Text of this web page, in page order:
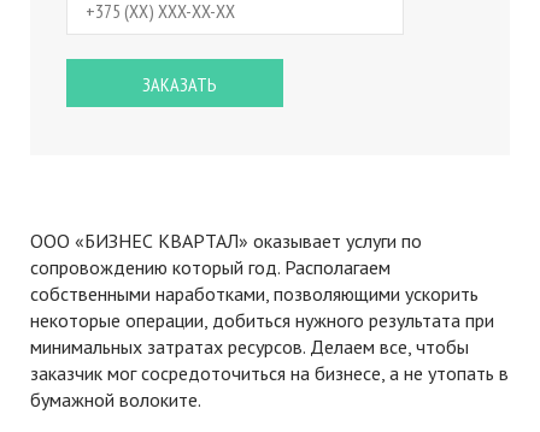
ООО «БИЗНЕС КВАРТАЛ» оказывает услуги по
сопровождению который год. Располагаем
собственными наработками, позволяющими ускорить
некоторые операции, добиться нужного результата при
минимальных затратах ресурсов. Делаем все, чтобы
заказчик мог сосредоточиться на бизнесе, а не утопать в
бумажной волоките.